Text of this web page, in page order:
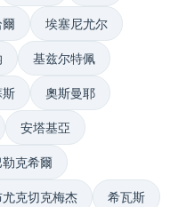
爾 埃塞尼尤尔
基兹尔特佩
奧斯曼耶
安塔基亞
勒克希爾
克切克梅杰 希瓦斯